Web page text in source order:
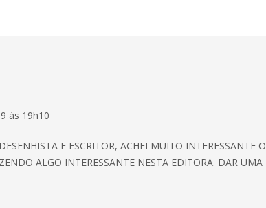
às 19h10
E ESCRITOR, ACHEI MUITO INTERESSANTE O
ALGO INTERESSANTE NESTA EDITORA. DAR UMA